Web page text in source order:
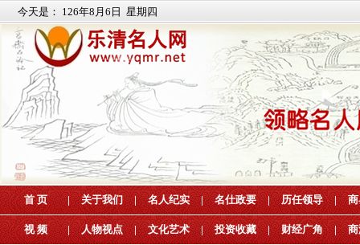
今天是： 126年8月6日 星期四
首 页 | 关于我们 | 名人纪实 | 名仕政要 | 历任领导 |
视 频 | 人物视点 | 文化艺术 | 投资收藏 | 财经广角 |